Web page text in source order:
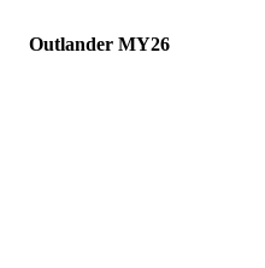
Outlander MY26